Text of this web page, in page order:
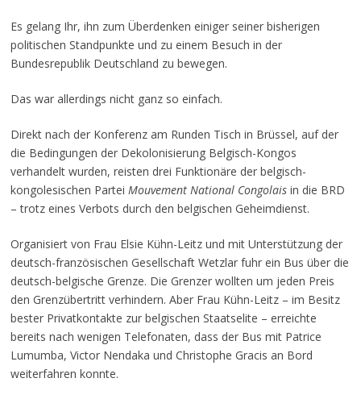
Es gelang Ihr, ihn zum Überdenken einiger seiner bisherigen
politischen Standpunkte und zu einem Besuch in der
Bundesrepublik Deutschland zu bewegen.
Das war allerdings nicht ganz so einfach.
Direkt nach der Konferenz am Runden Tisch in Brüssel, auf der
die Bedingungen der Dekolonisierung Belgisch-Kongos
verhandelt wurden, reisten drei Funktionäre der belgisch-
kongolesischen Partei Mouvement National Congolaisin die BRD
– trotz eines Verbots durch den belgischen Geheimdienst.
Organisiert von Frau Elsie Kühn-Leitz und mit Unterstützung der
deutsch-französischen Gesellschaft Wetzlar fuhr ein Bus über die
deutsch-belgische Grenze. Die Grenzer wollten um jeden Preis
den Grenzübertritt verhindern. Aber Frau Kühn-Leitz – im Besitz
bester Privatkontakte zur belgischen Staatselite – erreichte
bereits nach wenigen Telefonaten, dass der Bus mit Patrice
Lumumba, Victor Nendaka und Christophe Gracis an Bord
weiterfahren konnte.